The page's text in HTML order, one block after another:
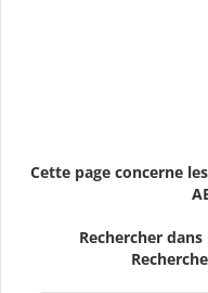
Cette page concerne
Rechercher